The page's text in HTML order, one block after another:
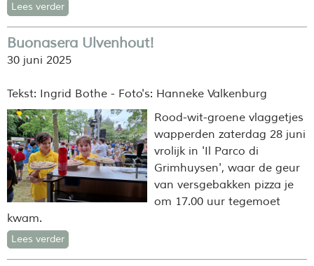
Lees verder
Buonasera Ulvenhout!
30 juni 2025
Tekst: Ingrid Bothe - Foto's: Hanneke Valkenburg
Rood-wit-groene vlaggetjes
wapperden zaterdag 28 juni
vrolijk in 'Il Parco di
Grimhuysen', waar de geur
van versgebakken pizza je
om 17.00 uur tegemoet
kwam.
Lees verder